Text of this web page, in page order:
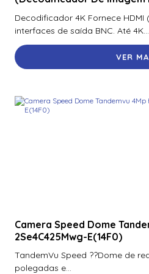
70300Aep0N | Assa Abloy |
Monitoramento Vertx V300
71000Bep0N01A | Assa Abloy |
V1000
V2000
900Nnnnek2037P | Assa Abloy |
Se
900Nsnnek20000 | Assa Abloy |
Decodificador 4K Fornece
interfaces de saída BNC. Até 4K...
VER
Camera Speed Dome
2Se4C425Mwg-E(14F0)
TandemVu Speed ??Dome de
polegadas e...